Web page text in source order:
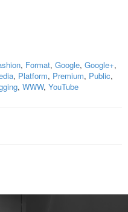
, Format, Google, Google+,
, Platform, Premium, Public,
, WWW, YouTube